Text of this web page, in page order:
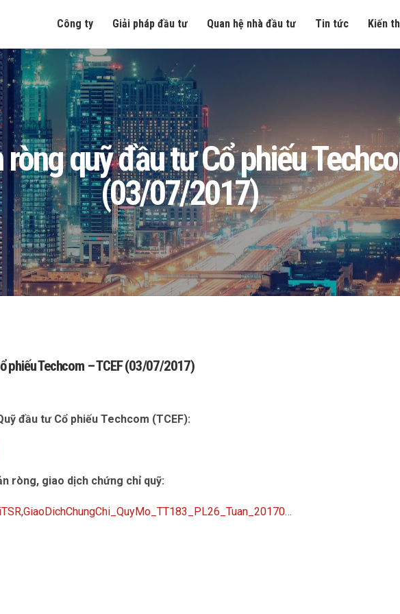
Công ty Giải pháp đầu tư Quan hệ nhà đầu tư Tin tức Kiến
quỹ đầu tư Cổ phiếu
(03/07/2017)
phiếu Techcom – TCEF (03/07/2017)
đầu tư Cổ phiếu Techcom (TCEF):
ròng, giao dịch chứng chỉ quỹ: